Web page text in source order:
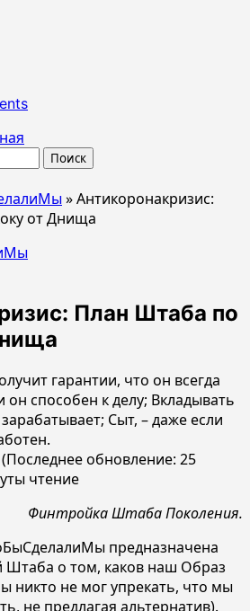
»Антикоронакризис:
от Днища
План Штаба по
гарантии, что он всегда
он способен к делу; Вкладывать
Сыт, – даже если
обновление: 25
чтение
Финтройка Штаба Поколения.
предназначена
Штаба о том, каков наш Образ
никто не мог упрекать, что мы
не предлагая альтернатив).